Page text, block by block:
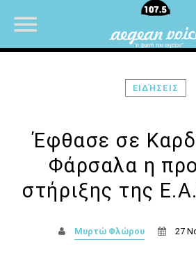
UPCOMING SHOWS
22:00
14:00
ΕΙΔΉΣΕΙΣ
Έφθασε σε
Φάρσαλα η
στήριξης της
Μυρτώ Φλώρου 27